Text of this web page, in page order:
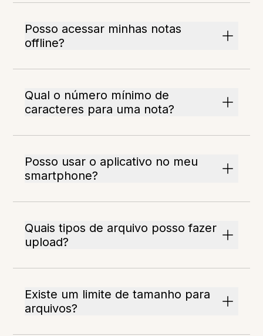
Posso acessar minhas notas
offline?
Qual o número mínimo de
caracteres para uma nota?
Posso usar o aplicativo no meu
smartphone?
Quais tipos de arquivo posso fazer
upload?
Existe um limite de tamanho para
arquivos?